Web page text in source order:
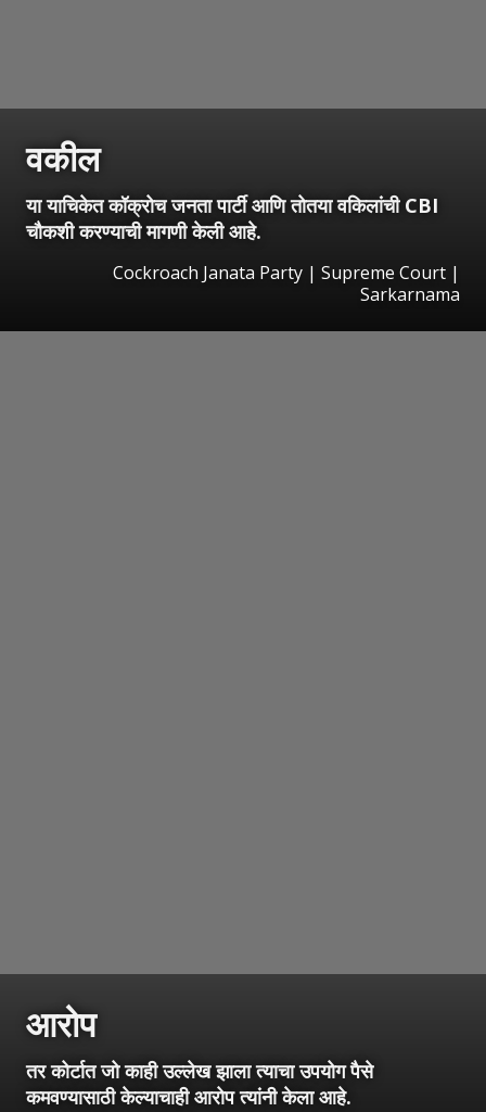
वकील
या याचिकेत कॉक्रोच जनता पार्टी आणि तोतया वकिलांची CBI
चौकशी करण्याची मागणी केली आहे.
Cockroach Janata Party | Supreme Court |
Sarkarnama
आरोप
तर कोर्टात जो काही उल्लेख झाला त्याचा उपयोग पैसे
कमवण्यासाठी केल्याचाही आरोप त्यांनी केला आहे.